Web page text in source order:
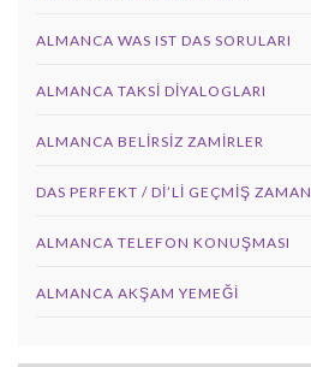
ALMANCA WAS IST DAS SORULARI
ALMANCA TAKSI DIYALOGLARI
ALMANCA BELIRSIZ ZAMIRLER
DAS PERFEKT / Dİ’Lİ GEÇMİŞ ZAMAN
ALMANCA TELEFON KONUŞMASI
ALMANCA AKŞAM YEMEĞI